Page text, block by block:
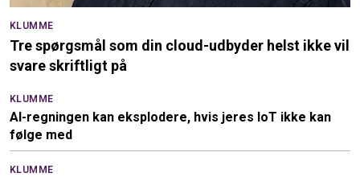
KLUMME
Tre spørgsmål som din cloud-udbyder helst ikke vil
svare skriftligt på
KLUMME
AI-regningen kan eksplodere, hvis jeres IoT ikke kan
følge med
KLUMME